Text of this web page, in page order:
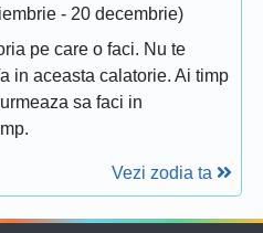
- 20 decembrie)
pe care o faci. Nu te
in aceasta calatorie. Ai timp
sa faci in
Vezi zodia ta